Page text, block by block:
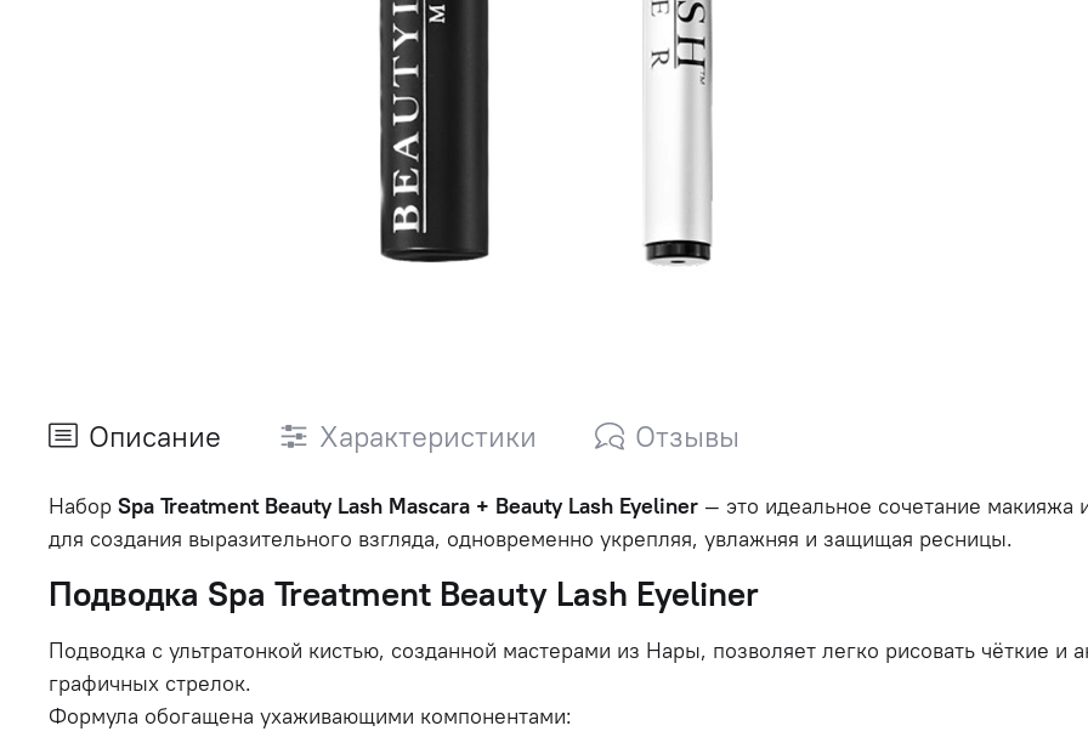
Описание Характеристики Отзывы
Набор Spa Treatment Beauty Lash Mascara + Beauty Lash Eyeliner — это идеальное сочетание макияжа
для создания выразительного взгляда, одновременно укрепляя, увлажняя и защищая ресницы.
Подводка Spa Treatment Beauty Lash Eyeliner
Подводка с ультратонкой кистью, созданной мастерами из Нары, позволяет легко рисовать чёткие и
графичных стрелок.
Формула обогащена ухаживающими компонентами: